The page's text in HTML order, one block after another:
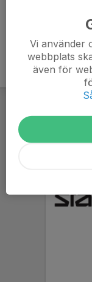
Vi använder
webbplats
även för